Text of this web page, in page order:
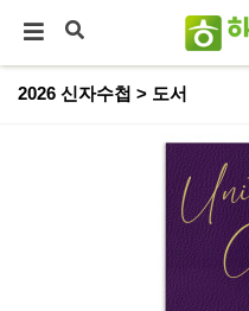
2026 신자수첩 > 도서